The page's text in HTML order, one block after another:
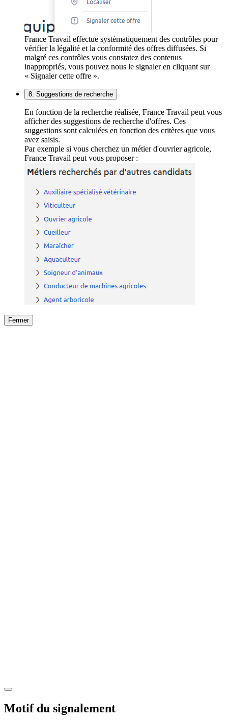
France Travail effectue systématiquement des contrôles pour
vérifier la légalité et la conformité des offres diffusées. Si
malgré ces contrôles vous constatez des contenus
inappropriés, vous pouvez nous le signaler en cliquant sur
« Signaler cette offre ».
8. Suggestions de recherche
En fonction de la recherche réalisée, France Travail peut vous
afficher des suggestions de recherche d'offres. Ces
suggestions sont calculées en fonction des critères que vous
avez saisis.
Par exemple si vous cherchez un métier d'ouvrier agricole,
France Travail peut vous proposer :
Fermer
Motif du signalement